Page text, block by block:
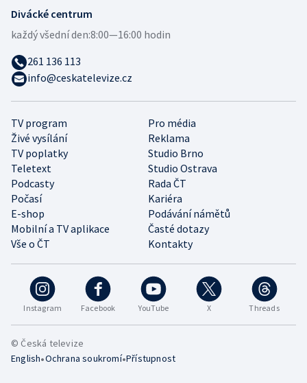
Instagram Facebook YouTube X Threads
TV program
Pro média
Živé vysílání
Reklama
TV poplatky
Studio Brno
Teletext
Studio Ostrava
Podcasty
Rada ČT
Počasí
Kariéra
E-shop
Podávání námětů
Mobilní a TV aplikace
Časté dotazy
Vše o ČT
Kontakty
Divácké centrum
každý všední den:8:00—16:00 hodin
261 136 113
info@ceskatelevize.cz
© Česká televize
English•Ochrana soukromí•Přístupnost